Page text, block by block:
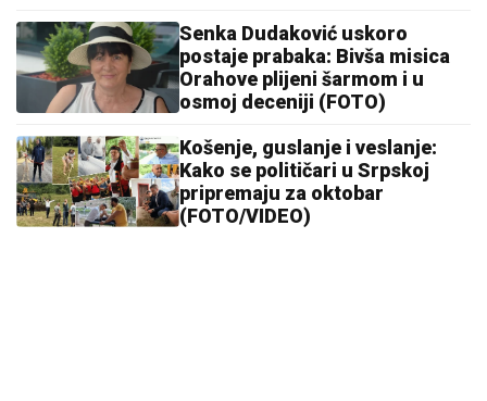
Senka Dudaković uskoro
postaje prabaka: Bivša misica
Orahove plijeni šarmom i u
osmoj deceniji (FOTO)
Košenje, guslanje i veslanje:
Kako se političari u Srpskoj
pripremaju za oktobar
(FOTO/VIDEO)